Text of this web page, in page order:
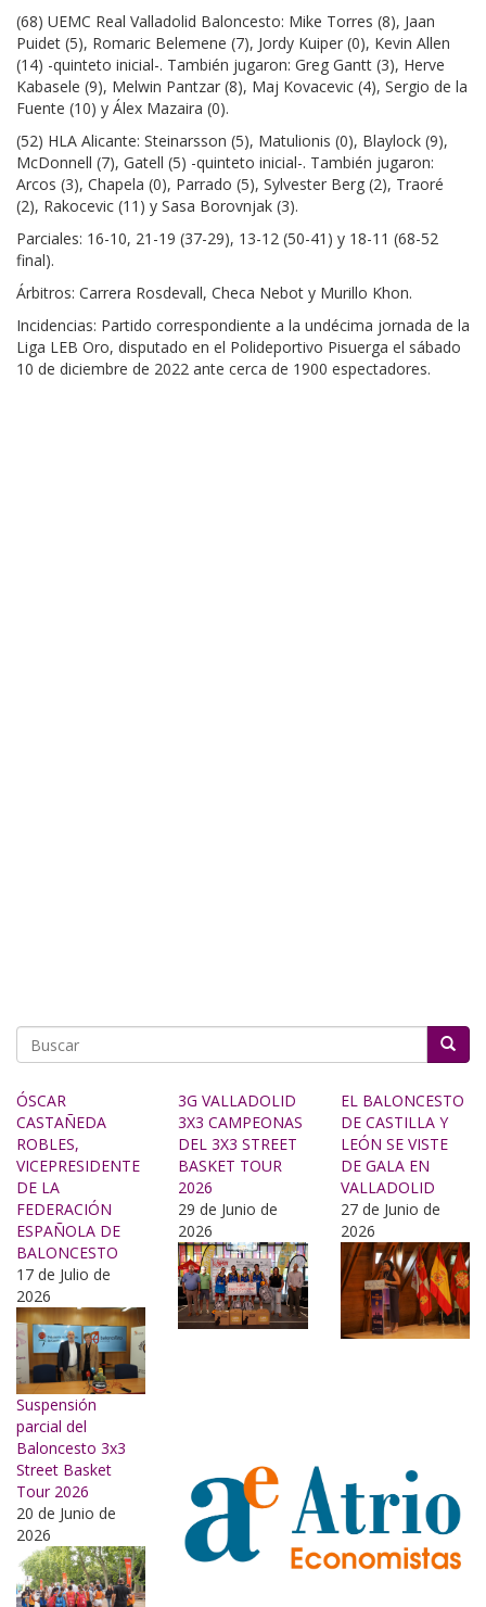
(68) UEMC Real Valladolid Baloncesto: Mike Torres (8), Jaan
Puidet (5), Romaric Belemene (7), Jordy Kuiper (0), Kevin Allen
(14) -quinteto inicial-. También jugaron: Greg Gantt (3), Herve
Kabasele (9), Melwin Pantzar (8), Maj Kovacevic (4), Sergio de la
Fuente (10) y Álex Mazaira (0).
(52) HLA Alicante: Steinarsson (5), Matulionis (0), Blaylock (9),
McDonnell (7), Gatell (5) -quinteto inicial-. También jugaron:
Arcos (3), Chapela (0), Parrado (5), Sylvester Berg (2), Traoré
(2), Rakocevic (11) y Sasa Borovnjak (3).
Parciales: 16-10, 21-19 (37-29), 13-12 (50-41) y 18-11 (68-52
final).
Árbitros: Carrera Rosdevall, Checa Nebot y Murillo Khon.
Incidencias: Partido correspondiente a la undécima jornada de la
Liga LEB Oro, disputado en el Polideportivo Pisuerga el sábado
10 de diciembre de 2022 ante cerca de 1900 espectadores.
ÓSCAR
CASTAÑEDA
ROBLES,
VICEPRESIDENTE
DE LA
FEDERACIÓN
ESPAÑOLA DE
BALONCESTO
17 de Julio de
2026
3G VALLADOLID
3X3 CAMPEONAS
DEL 3X3 STREET
BASKET TOUR
2026
29 de Junio de
2026
EL BALONCESTO
DE CASTILLA Y
LEÓN SE VISTE
DE GALA EN
VALLADOLID
27 de Junio de
2026
Suspensión
parcial del
Baloncesto 3x3
Street Basket
Tour 2026
20 de Junio de
2026